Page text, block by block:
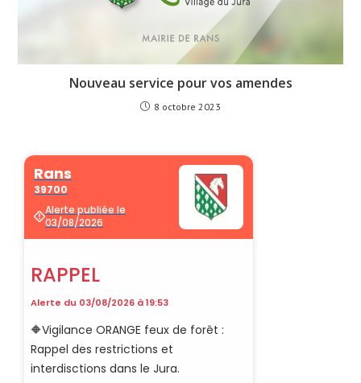
Nouveau service pour vos amendes
8 octobre 2023